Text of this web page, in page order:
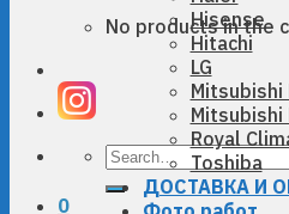
No products in the
Search
0
Hisense
Hitachi
LG
Mitsubishi
Royal
Toshiba
ДОСТАВКА И